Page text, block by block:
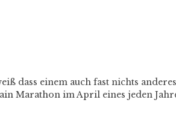
dass einem auch fast nichts
Marathon im April eines jeden